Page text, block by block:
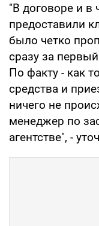
"В договоре и в
предоставили
было четко
сразу за
По факту - как
средства и
ничего не
менеджер по
агентстве", -